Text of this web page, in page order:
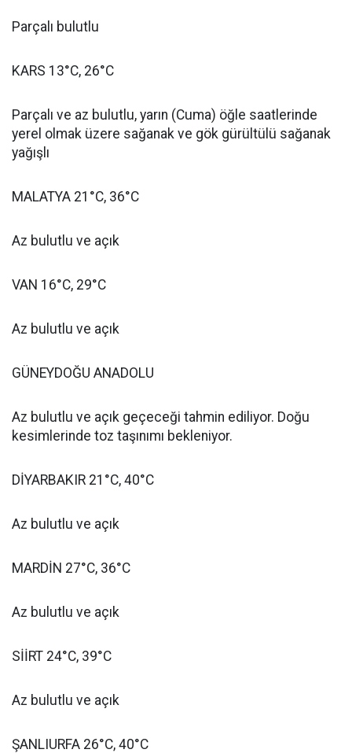
Parçalı bulutlu
KARS 13°C, 26°C
Parçalı ve az bulutlu, yarın (Cuma) öğle saatlerinde
yerel olmak üzere sağanak ve gök gürültülü sağanak
yağışlı
MALATYA 21°C, 36°C
Az bulutlu ve açık
VAN 16°C, 29°C
Az bulutlu ve açık
GÜNEYDOĞU ANADOLU
Az bulutlu ve açık geçeceği tahmin ediliyor. Doğu
kesimlerinde toz taşınımı bekleniyor.
DİYARBAKIR 21°C, 40°C
Az bulutlu ve açık
MARDİN 27°C, 36°C
Az bulutlu ve açık
SİİRT 24°C, 39°C
Az bulutlu ve açık
ŞANLIURFA 26°C, 40°C